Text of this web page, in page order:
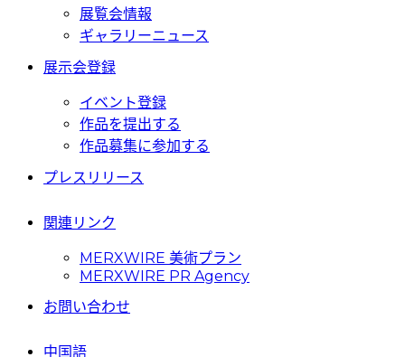
展覧会情報
ギャラリーニュース
展示会登録
イベント登録
作品を提出する
作品募集に参加する
プレスリリース
関連リンク
MERXWIRE 美術プラン
MERXWIRE PR Agency
お問い合わせ
中国語